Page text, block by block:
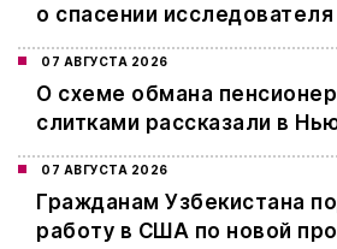
о спасении
07 АВГУСТА 2026
О схеме обмана
слитками рассказали в
07 АВГУСТА 2026
Гражданам Узбекистана
работу в США по новой